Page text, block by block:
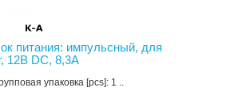
питания: импульсный, для
12В DC, 8,3А
упаковка [pcs]: 1 ..